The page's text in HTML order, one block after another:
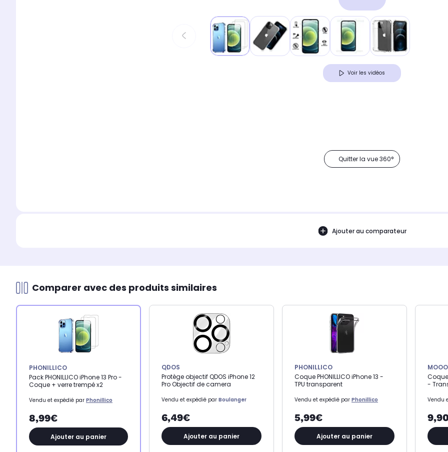
Voir les vidéos
Quitter la vue 360°
Ajouter au comparateur
Comparer avec des produits similaires
PHONILLICO
Pack PHONILLICO iPhone 13 Pro -
Coque + verre trempé x2
Vendu et expédié par Phonillico
8,99€
Ajouter au panier
QDOS
Protège objectif QDOS iPhone 12
Pro Objectif de camera
Vendu et expédié par Boulanger
6,49€
Ajouter au panier
PHONILLICO
Coque PHONILLICO iPhone 13 -
TPU transparent
Vendu et expédié par Phonillico
5,99€
Ajouter au panier
Coque
-
Vendu